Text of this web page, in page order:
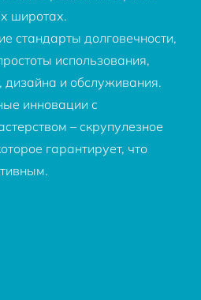
широтах.
стандарты долговечности,
использования,
дизайна и обслуживания.
инновации с
– скрупулезное
гарантирует, что